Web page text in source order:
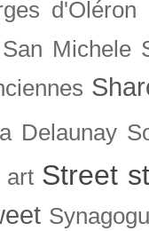
d'Oléron
San Michele
Delaunay
art Street